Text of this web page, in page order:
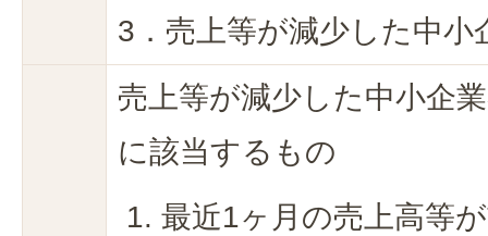
3．売上等が減少した中小
売上等が減少した中小企
に該当するもの
最近1ヶ月の売上高等